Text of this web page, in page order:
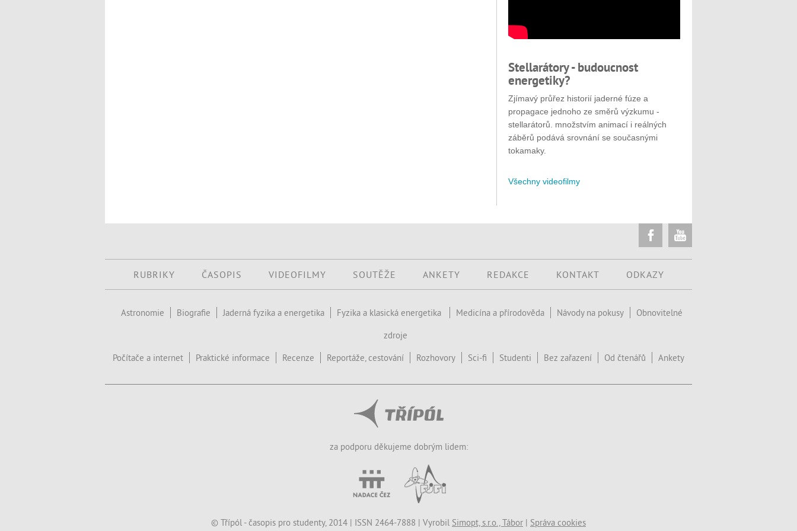
Stellarátory - budoucnost
energetiky?
Zjímavý průřez historií jaderné fúze a
propagace jednoho ze směrů výzkumu -
stellarátorů. množstvím animací i reálných
záběrů podává srovnání se současnými
tokamaky.
Všechny videofilmy
RUBRIKY ČASOPIS VIDEOFILMY SOUTĚŽE ANKETY REDAKCE KONTAKT ODKAZY
Astronomie Biografie Jaderná fyzika a energetika Fyzika a klasická energetika Medicína a přírodověda Návody na pokusy
Obnovitelné
zdroje
Počítače a internet
Praktické informace Recenze Reportáže, cestování Rozhovory Sci-fi Studenti Bez zařazení Od čtenářů Ankety
za podporu děkujeme dobrým lidem:
© Třípól - časopis pro studenty, 2014 | ISSN 2464-7888 | Vyrobil Simopt, s.r.o., Tábor | Správa cookies